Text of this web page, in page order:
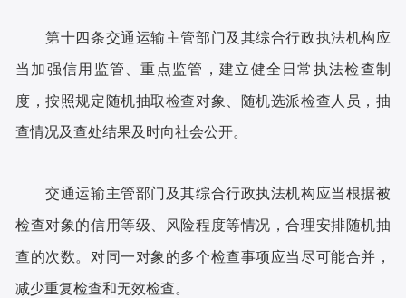
第十四条交通运输主管部门及其综合行政执法机构应
当加强信用监管、重点监管，建立健全日常执法检查制
度，按照规定随机抽取检查对象、随机选派检查人员，抽
查情况及查处结果及时向社会公开。
交通运输主管部门及其综合行政执法机构应当根据被
检查对象的信用等级、风险程度等情况，合理安排随机抽
查的次数。对同一对象的多个检查事项应当尽可能合并，
减少重复检查和无效检查。